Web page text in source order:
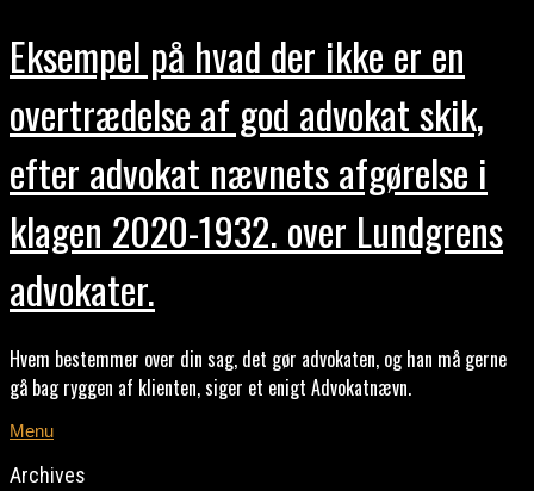
Eksempel på hvad der ikke er en
overtrædelse af god advokat skik,
efter advokat nævnets afgørelse i
klagen 2020-1932. over Lundgrens
advokater.
Hvem bestemmer over din sag, det gør advokaten, og han må gerne
gå bag ryggen af klienten, siger et enigt Advokatnævn.
Menu
Archives